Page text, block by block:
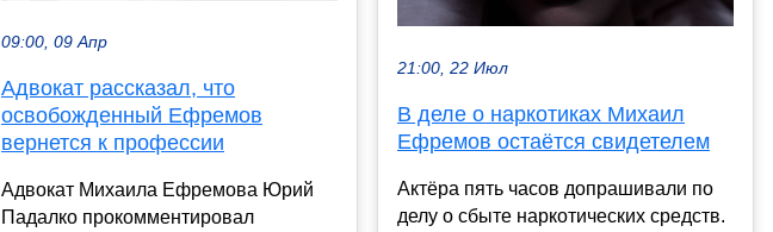
09:00, 09 Апр
Адвокат рассказал, что
освобожденный Ефремов
вернется к профессии
Адвокат Михаила Ефремова Юрий
Падалко прокомментировал
21:00, 22 Июл
В деле о наркотиках Михаил
Ефремов остаётся свидетелем
Актёра пять часов допрашивали по
делу о сбыте наркотических средств.